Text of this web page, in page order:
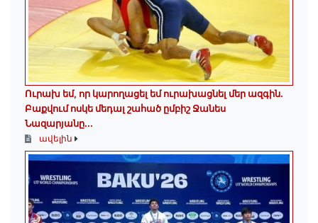
Ուրախ եմ, որ կարողացել եմ ուրախացնել մեր ազգին.
Բաքվում ոսկե մեդալ շահած ըմբիշ Ջանես
Նազարյանը...
ավելին